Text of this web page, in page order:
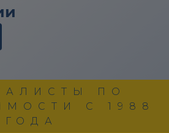
ПО
С 1988
ГОДА